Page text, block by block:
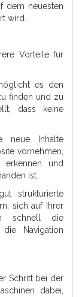
dem neuesten
wird.
Vorteile für
es den
finden und zu
dass keine
neue Inhalte
vornehmen,
erkennen und
ist.
strukturierte
sich auf Ihrer
schnell die
Navigation
Schritt bei der
dabei,